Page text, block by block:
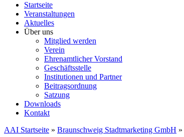
Startseite
Veranstaltungen
Aktuelles
Über uns
Mitglied werden
Verein
Ehrenamtlicher Vorstand
Geschäftsstelle
Institutionen und Partner
Beitragsordnung
Satzung
Downloads
Kontakt
AAI Startseite » Braunschweig Stadtmarketing GmbH »